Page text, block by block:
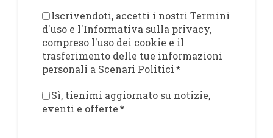
Iscrivendoti, accetti i nostri Termini
d'uso e l'Informativa sulla privacy,
compreso l'uso dei cookie e il
trasferimento delle tue informazioni
personali a Scenari Politici*
Sì, tienimi aggiornato su notizie,
eventi e offerte*